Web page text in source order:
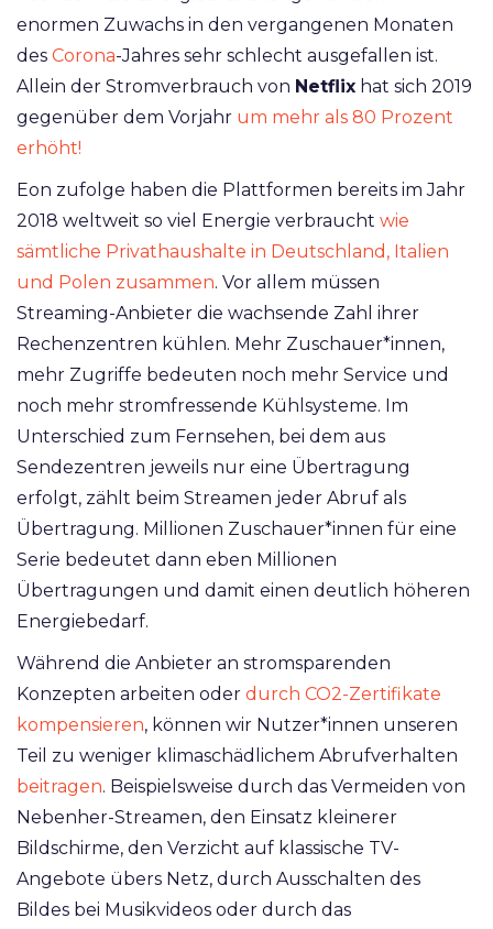
enormen Zuwachs in den vergangenen Monaten
des Corona-Jahres sehr schlecht ausgefallen ist.
Allein der Stromverbrauch von Netflix hat sich 2019
gegenüber dem Vorjahr um mehr als 80 Prozent
erhöht!
Eon zufolge haben die Plattformen bereits im Jahr
2018 weltweit so viel Energie verbraucht wie
sämtliche Privathaushalte in Deutschland, Italien
und Polen zusammen. Vor allem müssen
Streaming-Anbieter die wachsende Zahl ihrer
Rechenzentren kühlen. Mehr Zuschauer*innen,
mehr Zugriffe bedeuten noch mehr Service und
noch mehr stromfressende Kühlsysteme. Im
Unterschied zum Fernsehen, bei dem aus
Sendezentren jeweils nur eine Übertragung
erfolgt, zählt beim Streamen jeder Abruf als
Übertragung. Millionen Zuschauer*innen für eine
Serie bedeutet dann eben Millionen
Übertragungen und damit einen deutlich höheren
Energiebedarf.
Während die Anbieter an stromsparenden
Konzepten arbeiten oder durch CO2-Zertifikate
kompensieren, können wir Nutzer*innen unseren
Teil zu weniger klimaschädlichem Abrufverhalten
beitragen. Beispielsweise durch das Vermeiden von
Nebenher-Streamen, den Einsatz kleinerer
Bildschirme, den Verzicht auf klassische TV-
Angebote übers Netz, durch Ausschalten des
Bildes bei Musikvideos oder durch das